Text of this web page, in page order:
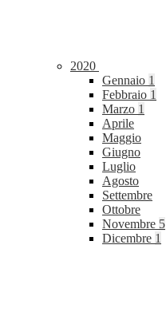
2020
Gennaio 1
Febbraio 1
Marzo 1
Aprile
Maggio
Giugno
Luglio
Agosto
Settembre
Ottobre
Novembre 5
Dicembre 1